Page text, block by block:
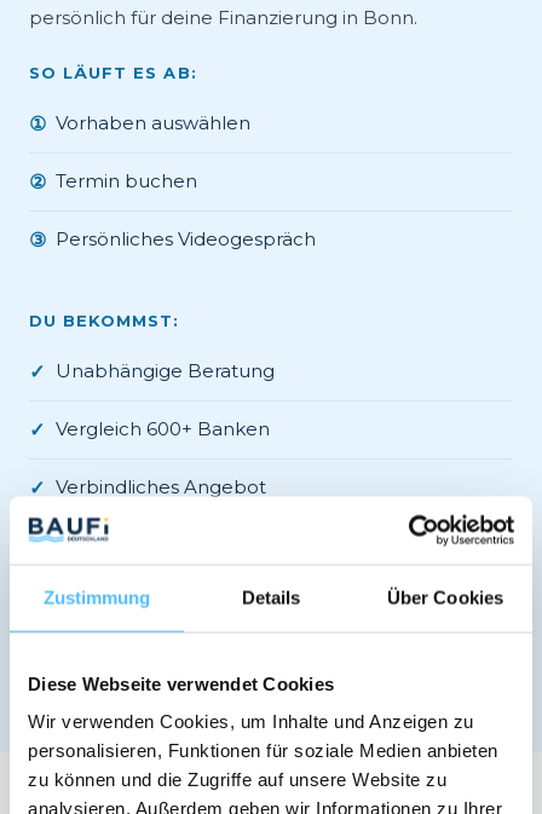
Zustimmung Details Über Cookies
Diese Webseite verwendet Cookies
Wir verwenden Cookies, um Inhalte und Anzeigen zu
personalisieren, Funktionen für soziale Medien anbieten
zu können und die Zugriffe auf unsere Website zu
analysieren. Außerdem geben wir Informationen zu Ihrer
persönlich für deine Finanzierung in Bonn.
SO LÄUFT ES AB:
① Vorhaben auswählen
② Termin buchen
③ Persönliches Videogespräch
DU BEKOMMST:
✓ Unabhängige Beratung
✓ Vergleich 600+ Banken
✓ Verbindliches Angebot
✓ Regionale Banken-Expertise
Jetzt kostenlos Termin vereinbaren →
✓ Kostenlos · ✓ Unverbindlich · ✓ DSGVO-konform